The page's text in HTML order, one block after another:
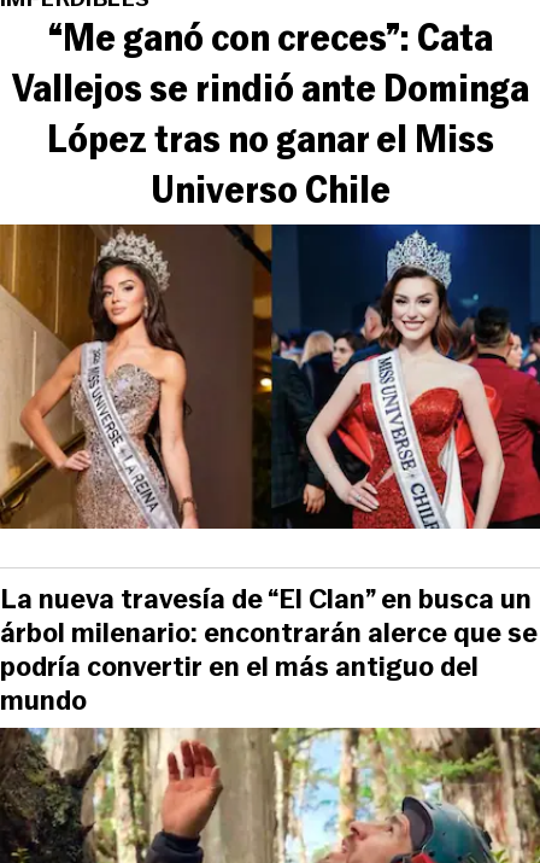
“Me ganó con creces”: Cata
Vallejos se rindió ante Dominga
López tras no ganar el Miss
Universo Chile
La nueva travesía de “El Clan” en busca un
árbol milenario: encontrarán alerce que se
podría convertir en el más antiguo del
mundo